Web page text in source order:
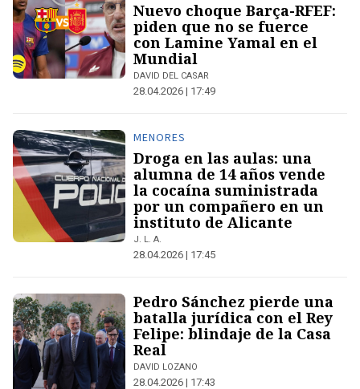
Nuevo choque Barça-RFEF:
piden que no se fuerce
con Lamine Yamal en el
Mundial
DAVID DEL CASAR
28.04.2026 | 17:49
MENORES
Droga en las aulas: una
alumna de 14 años vende
la cocaína suministrada
por un compañero en un
instituto de Alicante
J. L. A.
28.04.2026 | 17:45
Pedro Sánchez pierde una
batalla jurídica con el Rey
Felipe: blindaje de la Casa
Real
DAVID LOZANO
28.04.2026 | 17:43